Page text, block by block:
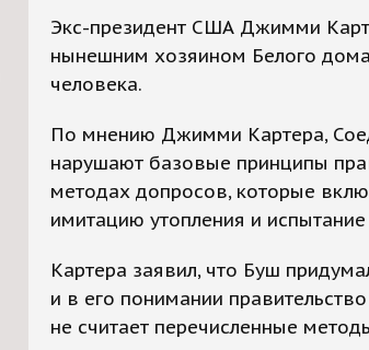
Экс-президент США Джимми
нынешним хозяином Белого
человека.
По мнению Джимми Картера,
нарушают базовые принципы
методах допросов, которые
имитацию утопления и
Картера заявил, что Буш
и в его понимании
не считает перечисленные